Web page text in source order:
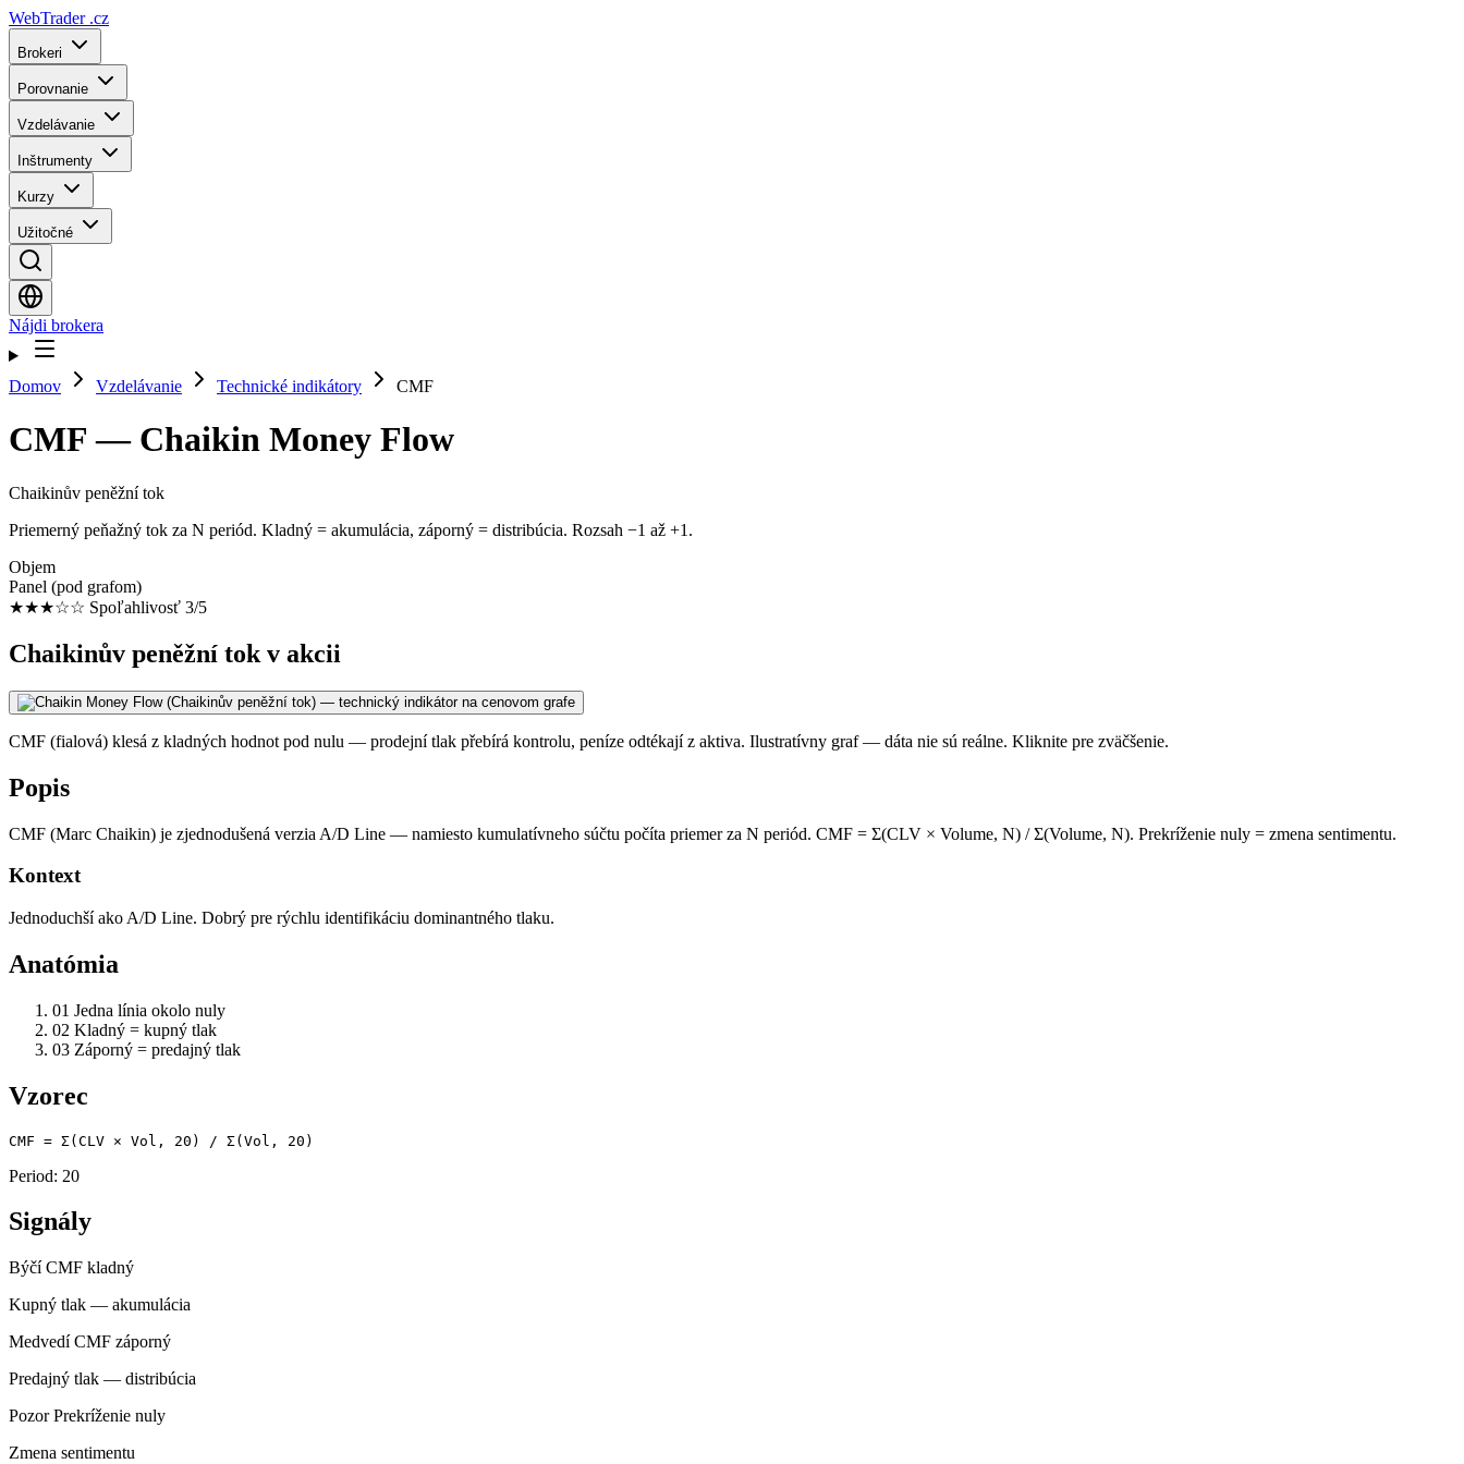
WebTrader .cz
Brokeri
Porovnanie
Vzdelávanie
Inštrumenty
Kurzy
Užitočné
Nájdi brokera
Domov Vzdelávanie Technické indikátory CMF
CMF — Chaikin Money Flow
Chaikinův peněžní tok
Priemerný peňažný tok za N periód. Kladný = akumulácia, záporný = distribúcia. Rozsah −1 až +1.
Objem
Panel (pod grafom)
★★★☆☆ Spoľahlivosť 3/5
Chaikinův peněžní tok v akcii
CMF (fialová) klesá z kladných hodnot pod nulu — prodejní tlak přebírá kontrolu, peníze odtékají z aktiva. Ilustratívny graf — dáta nie sú reálne. Kliknite pre zväčšenie.
Popis
CMF (Marc Chaikin) je zjednodušená verzia A/D Line — namiesto kumulatívneho súčtu počíta priemer za N periód. CMF = Σ(CLV × Volume, N) / Σ(Volume, N). Prekríženie nuly = zmena sentimentu.
Kontext
Jednoduchší ako A/D Line. Dobrý pre rýchlu identifikáciu dominantného tlaku.
Anatómia
01 Jedna línia okolo nuly
02 Kladný = kupný tlak
03 Záporný = predajný tlak
Vzorec
CMF = Σ(CLV × Vol, 20) / Σ(Vol, 20)
Period: 20
Signály
BýčíCMF kladný
Kupný tlak — akumulácia
MedvedíCMF záporný
Predajný tlak — distribúcia
PozorPrekríženie nuly
Zmena sentimentu